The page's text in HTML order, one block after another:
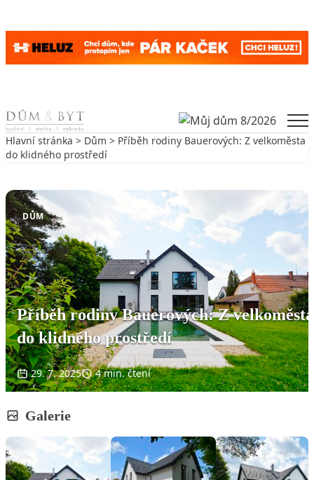
Skip to content
Hlavní stránka > Dům > Příběh rodiny Bauerových: Z velkoměsta
do klidného prostředí
DŮM
Příběh rodiny Bauerových: Z velkoměsta
do klidného prostředí
29. 7. 2025 4 min. čtení
Galerie